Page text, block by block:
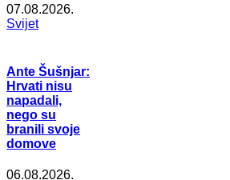
07.08.2026.
Svijet
Ante Šušnjar:
Hrvati nisu
napadali,
nego su
branili svoje
domove
06.08.2026.